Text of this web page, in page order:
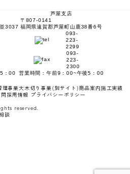
3037
：00
芦屋支店
〒807-0141
福岡県遠賀郡芦屋町山鹿38番6号
093-
223-
2299
093-
223-
2300
営業時間：午前9：00~午後5：00
理事業大木切り事業 (別サイト)商品案内施工実績
採用情報 プライバシーポリシー
reserved.